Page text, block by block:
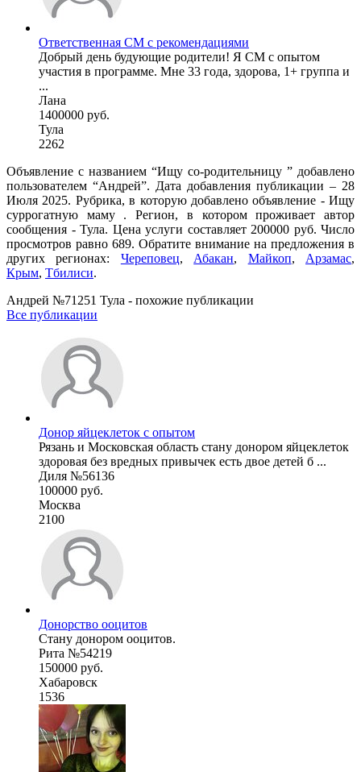
Ответственная СМ с рекомендациями
Добрый день будующие родители! Я СМ с опытом
участия в программе. Мне 33 года, здорова, 1+ группа и
...
Лана
1400000 руб.
Тула
2262
Объявление с названием “Ищу со-родительницу ” добавлено
пользователем “Андрей”. Дата добавления публикации – 28
Июля 2025. Рубрика, в которую добавлено объявление - Ищу
суррогатную маму . Регион, в котором проживает автор
сообщения - Тула. Цена услуги составляет 200000 руб. Число
просмотров равно 689. Обратите внимание на предложения в
других регионах: Череповец, Абакан, Майкоп, Арзамас,
Крым, Тбилиси.
Андрей №71251 Тула - похожие публикации
Все публикации
Донор яйцеклеток с опытом
Рязань и Московская область стану донором яйцеклеток
здоровая без вредных привычек есть двое детей б ...
Диля №56136
100000 руб.
Москва
2100
Донорство ооцитов
Стану донором ооцитов.
Рита №54219
150000 руб.
Хабаровск
1536